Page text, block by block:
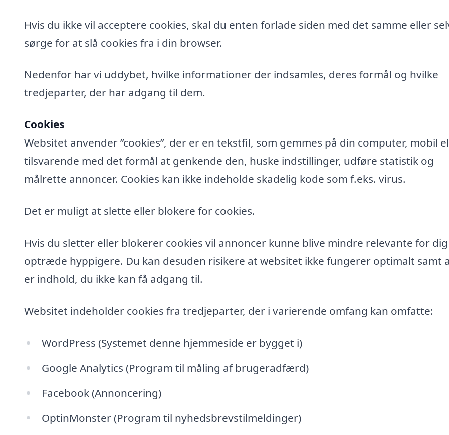
Hvis du ikke vil acceptere cookies, skal du enten forlade siden med det samme eller
sørge for at slå cookies fra i din browser.
Nedenfor har vi uddybet, hvilke informationer der indsamles, deres formål og hvilke
tredjeparter, der har adgang til dem.
Cookies
Websitet anvender ”cookies”, der er en tekstfil, som gemmes på din computer, mobil
tilsvarende med det formål at genkende den, huske indstillinger, udføre statistik og
målrette annoncer. Cookies kan ikke indeholde skadelig kode som f.eks. virus.
Det er muligt at slette eller blokere for cookies.
Hvis du sletter eller blokerer cookies vil annoncer kunne blive mindre relevante for
optræde hyppigere. Du kan desuden risikere at websitet ikke fungerer optimalt samt
er indhold, du ikke kan få adgang til.
Websitet indeholder cookies fra tredjeparter, der i varierende omfang kan omfatte:
WordPress (Systemet denne hjemmeside er bygget i)
Google Analytics (Program til måling af brugeradfærd)
Facebook (Annoncering)
OptinMonster (Program til nyhedsbrevstilmeldinger)